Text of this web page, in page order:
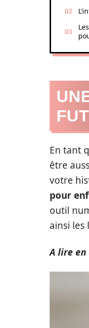
En tant
être
votre
pour
outil
ainsi les
A lire en